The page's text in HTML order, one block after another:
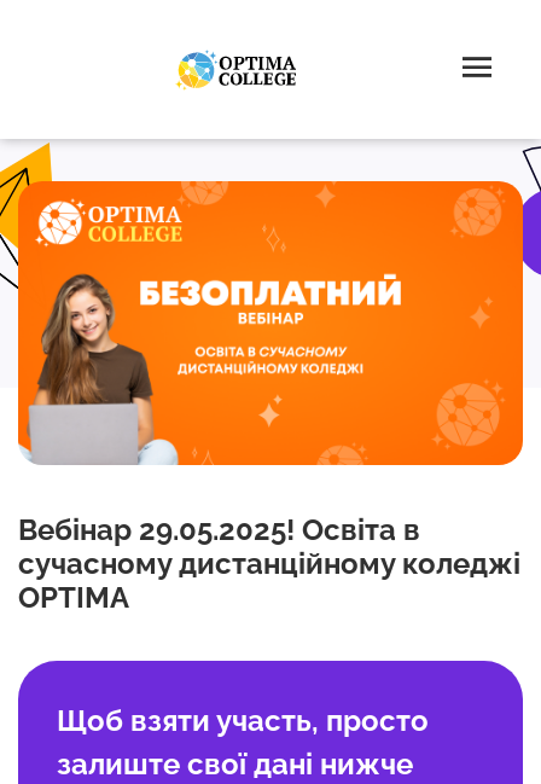
Вебінар 29.05.2025! Освіта в
сучасному дистанційному коледжі
OPTIMA
Щоб взяти участь, просто
залиште свої дані нижче